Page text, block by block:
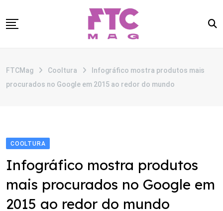
to
CATEGORIAS
FTCMag Cooltura
Infográfico mostra produtos mais
procurados no Google em 2015 ao redor do mundo
COOLTURA
Infográfico mostra produtos
mais procurados no Google em
2015 ao redor do mundo